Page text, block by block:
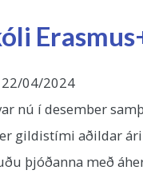
22/04/2024
nú í desember
gildistími aðildar
þjóðanna með